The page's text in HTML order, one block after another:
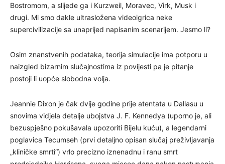
Bostromom, a slijede ga i Kurzweil, Moravec, Virk, Musk i
drugi. Mi smo dakle ultrasložena videoigrica neke
supercivilizacije sa unaprijed napisanim scenarijem. Jesmo li?
Osim znanstvenih podataka, teorija simulacije ima potporu u
naizgled bizarnim slučajnostima iz povijesti pa je pitanje
postoji li uopće slobodna volja.
Jeannie Dixon je čak dvije godine prije atentata u Dallasu u
snovima vidjela detalje ubojstva J. F. Kennedya (uporno je, ali
bezuspješno pokušavala upozoriti Bijelu kuću), a legendarni
poglavica Tecumseh (prvi detaljno opisan slučaj preživljavanja
„kliničke smrti“) vrlo precizno iznenadnu i ranu smrt